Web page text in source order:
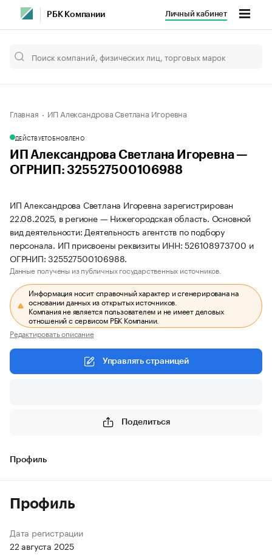
РБК Компании Личный кабинет
Главная ИП Александрова Светлана Игоревна
ДЕЙСТВУЕТОБНОВЛЕНО
ИП Александрова Светлана Игоревна —
ОГРНИП: 325527500106988
ИП Александрова Светлана Игоревна зарегистрирован
22.08.2025, в регионе — Нижегородская область. Основной
вид деятельности: Деятельность агентств по подбору
персонала. ИП присвоены реквизиты ИНН: 526108973700 и
ОГРНИП: 325527500106988.
Данные получены из публичных государственных источников.
Информация носит справочный характер и сгенерирована на
основании данных из открытых источников.
Компания не является пользователем и не имеет деловых
отношений с сервисом РБК Компании.
Редактировать описание
Управлять страницей
Поделиться
Профиль
Профиль
Дата регистрации
22 августа 2025